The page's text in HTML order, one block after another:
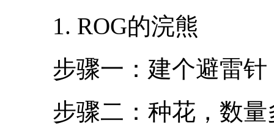
1. ROG的浣熊
步骤一：建个避雷针
步骤二：种花，数量